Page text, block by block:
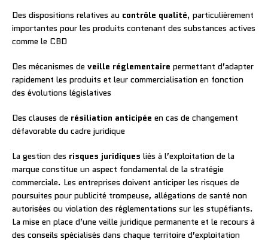
Des dispositions relatives au contrôle qualité, particulièrement
importantes pour les produits contenant des substances actives
comme le CBD
Des mécanismes de veille réglementaire permettant d’adapter
rapidement les produits et leur commercialisation en fonction
des évolutions législatives
Des clauses de résiliation anticipée en cas de changement
défavorable du cadre juridique
La gestion des risques juridiques liés à l’exploitation de la
marque constitue un aspect fondamental de la stratégie
commerciale. Les entreprises doivent anticiper les risques de
poursuites pour publicité trompeuse, allégations de santé non
autorisées ou violation des réglementations sur les stupéfiants.
La mise en place d’une veille juridique permanente et le recours à
des conseils spécialisés dans chaque territoire d’exploitation